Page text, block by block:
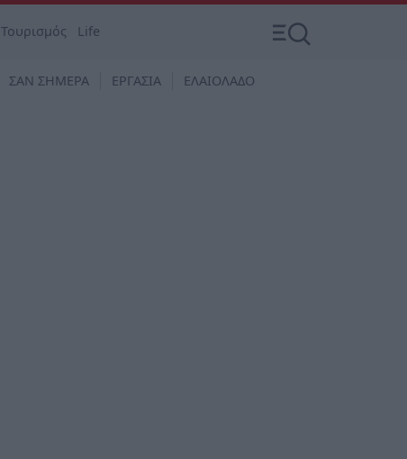
Τουρισμός Life
ΣΑΝ ΣΗΜΕΡΑ ΕΡΓΑΣΙΑ ΕΛΑΙΟΛΑΔΟ